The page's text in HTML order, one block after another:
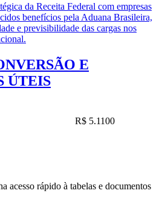
da Receita Federal com empresas
benefícios pela Aduana Brasileira,
e previsibilidade das cargas nos
E
ÚTEIS
R$ 5.1100
acesso rápido à tabelas e documentos